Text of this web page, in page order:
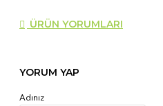
ÜRÜN YORUMLARI
YORUM YAP
Adınız